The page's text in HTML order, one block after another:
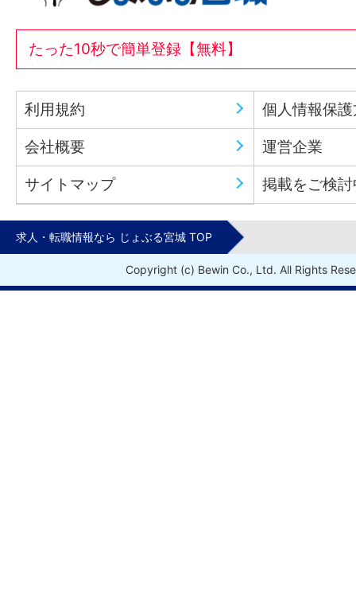
たった10秒で簡単登録【無料】
利用規約 個人情報保
会社概要 運営企業
サイトマップ 掲載をご検
求人・転職情報なら じょぶる宮城 TOP
Copyright (c) Bewin Co., Ltd. All Rights